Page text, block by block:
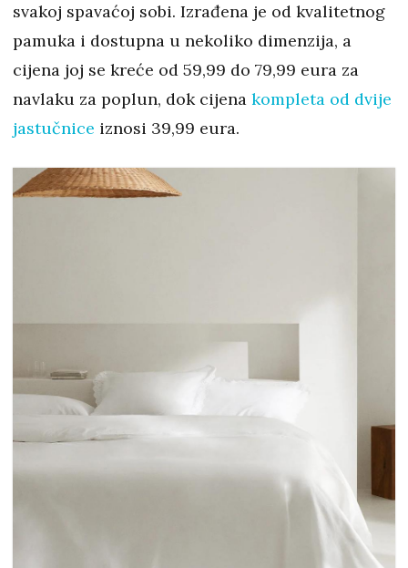
svakoj spavaćoj sobi. Izrađena je od kvalitetnog
pamuka i dostupna u nekoliko dimenzija, a
cijena joj se kreće od 59,99 do 79,99 eura za
navlaku za poplun, dok cijena kompleta od dvije
jastučnice iznosi 39,99 eura.